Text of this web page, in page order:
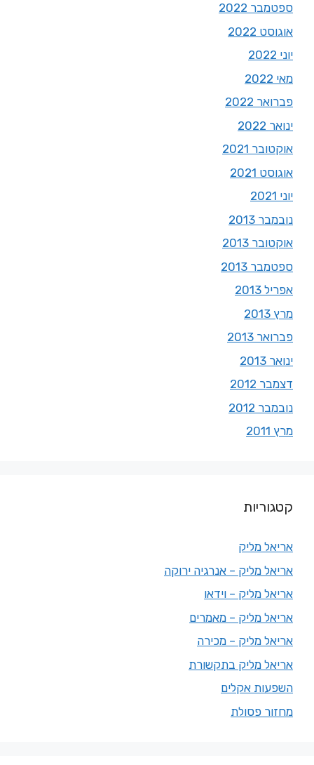
ספטמבר 2022
אוגוסט 2022
יוני 2022
מאי 2022
פברואר 2022
ינואר 2022
אוקטובר 2021
אוגוסט 2021
יוני 2021
נובמבר 2013
אוקטובר 2013
ספטמבר 2013
אפריל 2013
מרץ 2013
פברואר 2013
ינואר 2013
דצמבר 2012
נובמבר 2012
מרץ 2011
קטגוריות
אריאל מליק
אריאל מליק – אנרגיה ירוקה
אריאל מליק – וידאו
אריאל מליק – מאמרים
אריאל מליק – מכירה
אריאל מליק בתקשורת
השפעות אקלים
מחזור פסולת